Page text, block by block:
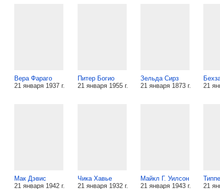
Вера Фараго
21 января 1937 г.
Питер Богио
21 января 1955 г.
Зельда Сирз
21 января 1873 г.
21
Мак Дэвис
21 января 1942 г.
Чика Хавье
21 января 1932 г.
Майкл Г. Уилсон
21 января 1943 г.
21